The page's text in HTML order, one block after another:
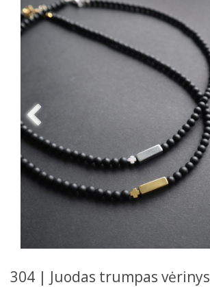
304 | Juodas trumpas vėrinys